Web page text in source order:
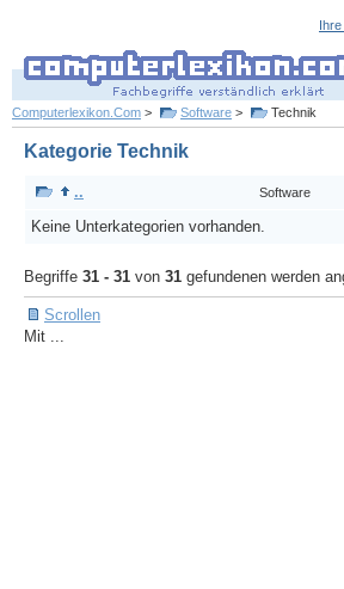
Ihre
Computerlexikon.Com > Software > Technik
Kategorie Technik
.. Software
Keine Unterkategorien vorhanden.
Begriffe 31 - 31 von 31 gefundenen werden
Scrollen
Mit ...